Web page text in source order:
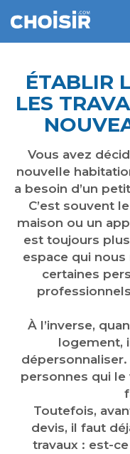
ÉTABLIR
LES
Vous avez
nouvelle
a besoin d’un
C’est souvent
maison ou un
est toujours
espace qui nous
certaines
À l’inverse,
logement,
personnes qui
Toutefois,
devis, il faut
travaux : est-